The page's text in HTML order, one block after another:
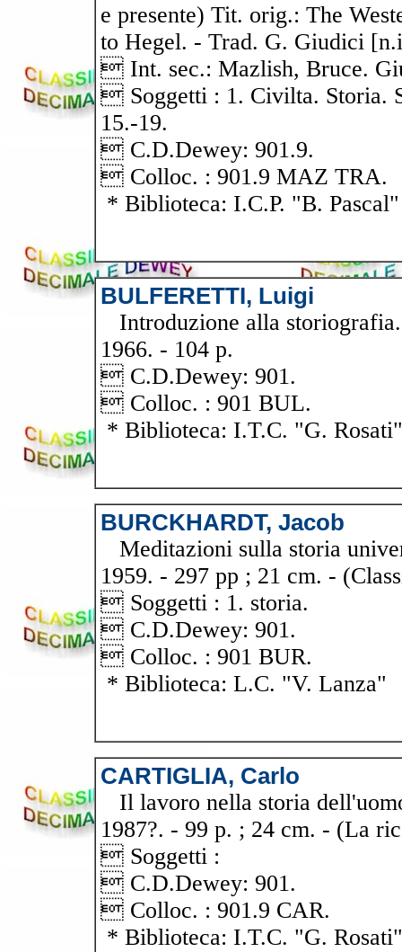
e presente) Tit. orig.: The
to Hegel. - Trad. G. Giudici
 Int. sec.: Mazlish, Bruce.
 Soggetti : 1. Civilta. Storia.
15.-19.
 C.D.Dewey: 901.9.
 Colloc. : 901.9 MAZ TRA.
* Biblioteca: I.C.P. "B. Pascal"
BULFERETTI, Luigi
Introduzione alla
1966. - 104 p.
 C.D.Dewey: 901.
 Colloc. : 901 BUL.
* Biblioteca: I.T.C. "G. Rosati"
BURCKHARDT, Jacob
Meditazioni sulla storia
1959. - 297 pp ; 21 cm. -
 Soggetti : 1. storia.
 C.D.Dewey: 901.
 Colloc. : 901 BUR.
* Biblioteca: L.C. "V. Lanza"
CARTIGLIA, Carlo
Il lavoro nella storia
1987?. - 99 p. ; 24 cm. - (La
 Soggetti :
 C.D.Dewey: 901.
 Colloc. : 901.9 CAR.
* Biblioteca: I.T.C. "G. Rosati"